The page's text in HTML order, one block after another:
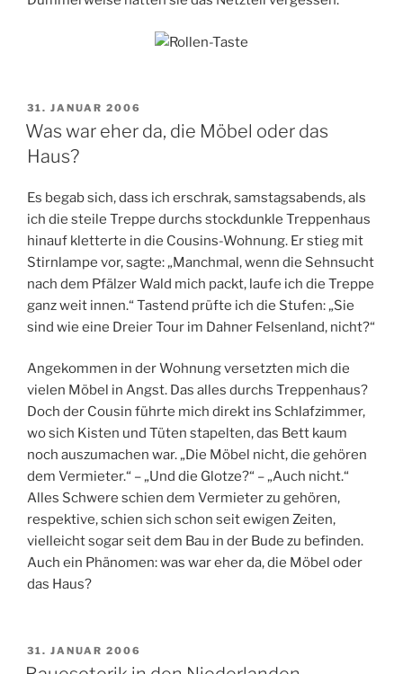
VERÖFFENTLICHT
AM
31. JANUAR 2006
Was war eher da, die Möbel oder das
Haus?
Es begab sich, dass ich erschrak, samstagsabends, als
ich die steile Treppe durchs stockdunkle Treppenhaus
hinauf kletterte in die Cousins-Wohnung. Er stieg mit
Stirnlampe vor, sagte: „Manchmal, wenn die Sehnsucht
nach dem Pfälzer Wald mich packt, laufe ich die Treppe
ganz weit innen.“ Tastend prüfte ich die Stufen: „Sie
sind wie eine Dreier Tour im Dahner Felsenland, nicht?“
Angekommen in der Wohnung versetzten mich die
vielen Möbel in Angst. Das alles durchs Treppenhaus?
Doch der Cousin führte mich direkt ins Schlafzimmer,
wo sich Kisten und Tüten stapelten, das Bett kaum
noch auszumachen war. „Die Möbel nicht, die gehören
dem Vermieter.“ – „Und die Glotze?“ – „Auch nicht.“
Alles Schwere schien dem Vermieter zu gehören,
respektive, schien sich schon seit ewigen Zeiten,
vielleicht sogar seit dem Bau in der Bude zu befinden.
Auch ein Phänomen: was war eher da, die Möbel oder
das Haus?
VERÖFFENTLICHT
AM
31. JANUAR 2006